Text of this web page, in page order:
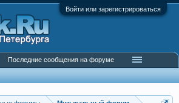
Войти или зарегистрироваться
Последние сообщения на форуме